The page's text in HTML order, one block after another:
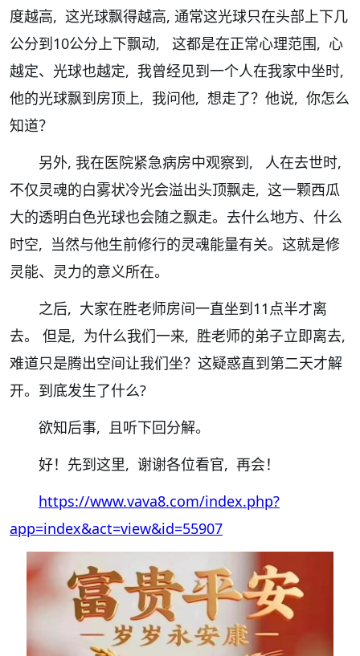
度越高, 这光球飘得越高, 通常这光球只在头部上下几
公分到10公分上下飘动, 这都是在正常心理范围, 心
越定、光球也越定, 我曾经见到一个人在我家中坐时,
他的光球飘到房顶上, 我问他, 想走了？他说, 你怎么
知道？
另外, 我在医院紧急病房中观察到, 人在去世时,
不仅灵魂的白雾状冷光会溢出头顶飘走, 这一颗西瓜
大的透明白色光球也会随之飘走。去什么地方、什么
时空, 当然与他生前修行的灵魂能量有关。这就是修
灵能、灵力的意义所在。
之后, 大家在胜老师房间一直坐到11点半才离
去。 但是, 为什么我们一来, 胜老师的弟子立即离去,
难道只是腾出空间让我们坐？这疑惑直到第二天才解
开。到底发生了什么?
欲知后事, 且听下回分解。
好！先到这里, 谢谢各位看官, 再会！
https://www.vava8.com/index.php?
app=index&act=view&id=55907